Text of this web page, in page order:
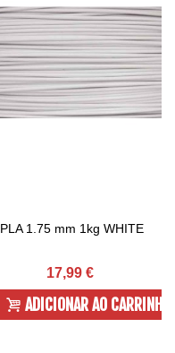
PLA 1.75 mm 1kg WHITE
17,99 €
ADICIONAR AO CARRINHO